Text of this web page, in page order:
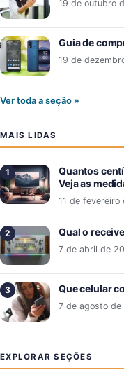
19 de outubro
Guia de
19 de
Ver toda a seção »
MAIS LIDAS
Quantos
Veja as
11 de fevereiro
Qual o
7 de abril de
Que celular
7 de agosto de
EXPLORAR SEÇÕES